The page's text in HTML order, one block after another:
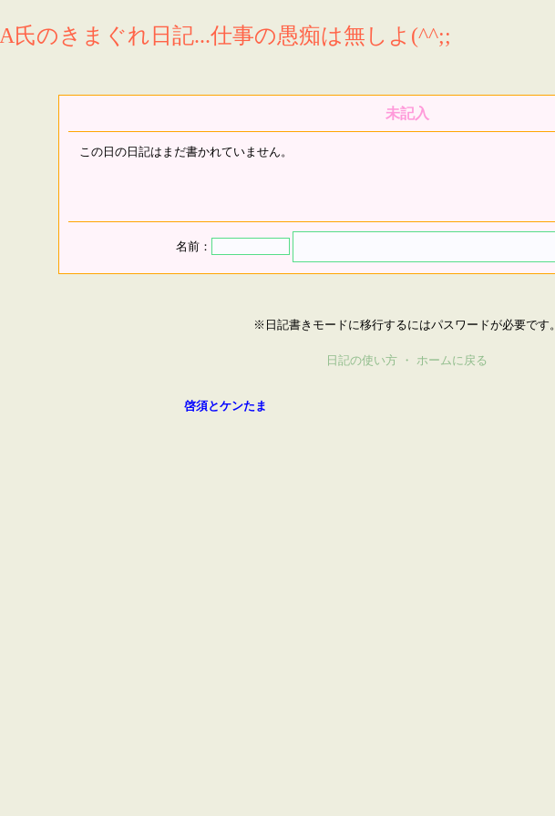
A氏のきまぐれ日記...仕事の愚痴は無しよ(^^;;
未記入
この日の日記はまだ書かれていません。
名前：
※日記書きモードに移行するにはパスワードが必要です。
日記の使い方 ・ ホームに戻る
啓須とケンたま